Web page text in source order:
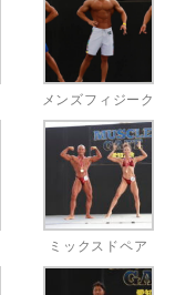
メンズフィジーク
ミックスドペア